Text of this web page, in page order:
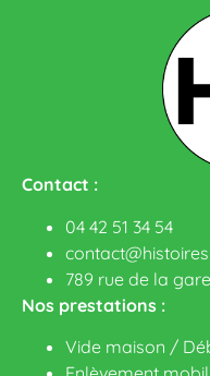
Contact :
04 42 51 34 54
789 rue de la
Nos prestations :
Vide maison /